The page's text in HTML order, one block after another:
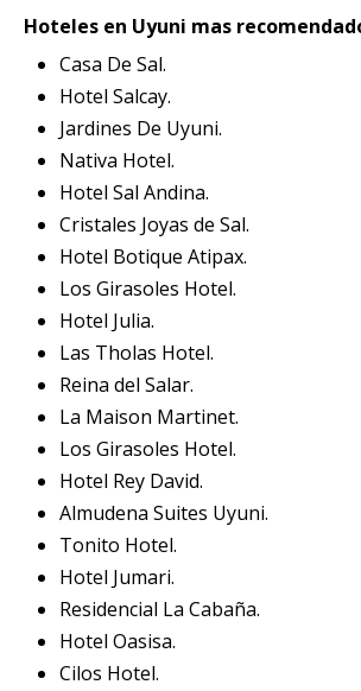
Hoteles en Uyuni mas
Casa De Sal.
Hotel Salcay.
Jardines De Uyuni.
Nativa Hotel.
Hotel Sal Andina.
Cristales Joyas de Sal.
Hotel Botique Atipax.
Los Girasoles Hotel.
Hotel Julia.
Las Tholas Hotel.
Reina del Salar.
La Maison Martinet.
Los Girasoles Hotel.
Hotel Rey David.
Almudena Suites Uyuni.
Tonito Hotel.
Hotel Jumari.
Residencial La Cabaña.
Hotel Oasisa.
Cilos Hotel.